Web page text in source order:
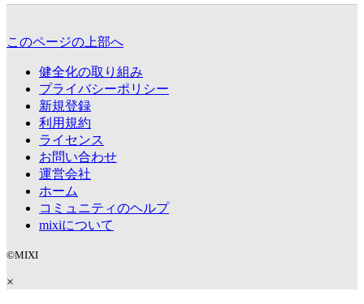
このページの上部へ
健全化の取り組み
プライバシーポリシー
新規登録
利用規約
ライセンス
お問い合わせ
運営会社
ホーム
コミュニティのヘルプ
mixiについて
©MIXI
×